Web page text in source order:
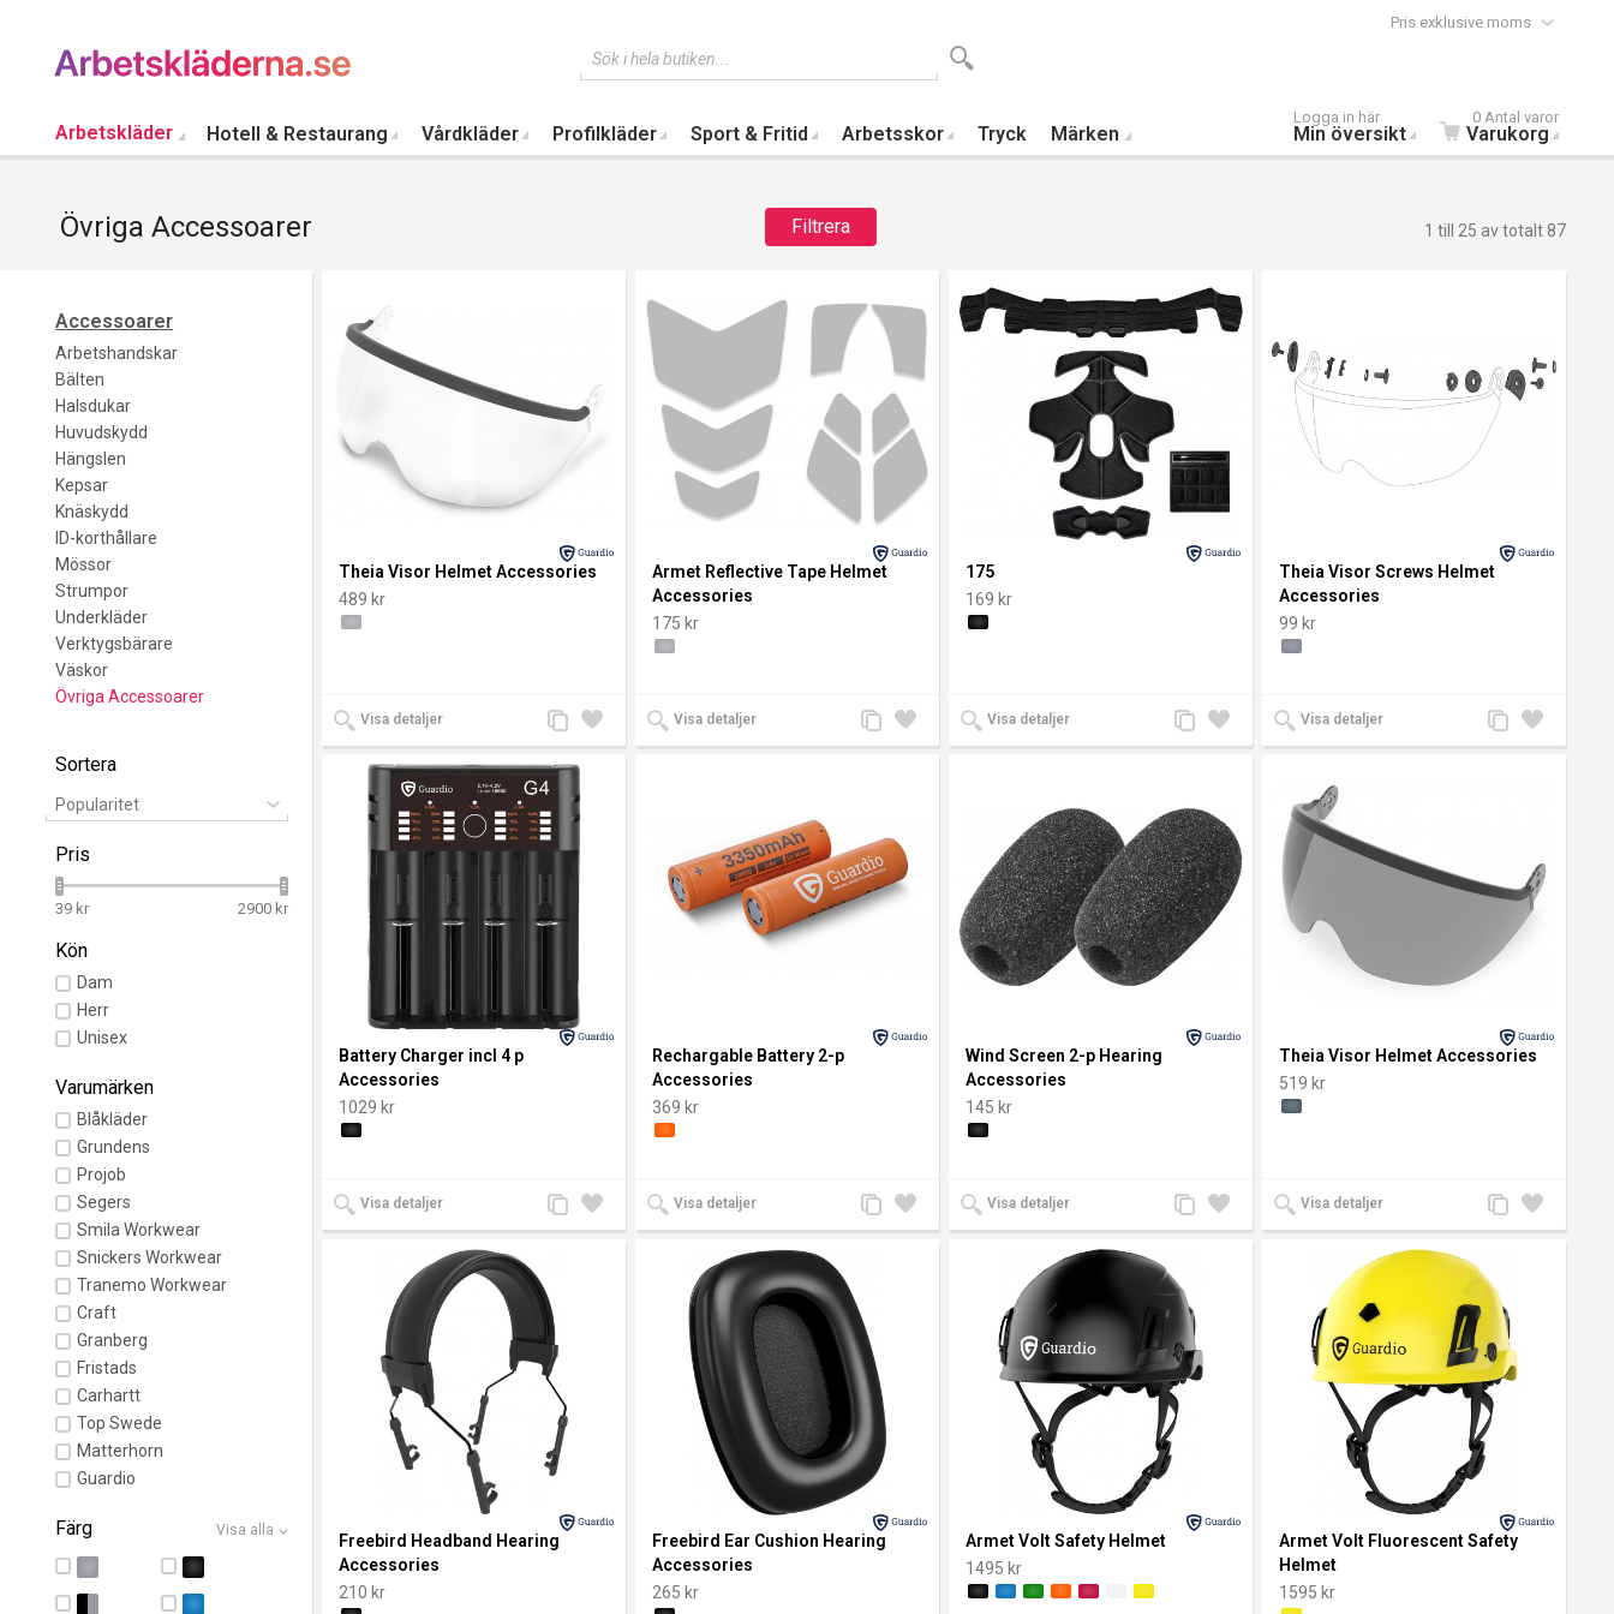
Pris exklusive moms
Sök i hela butiken...
Logga in här
Min översikt
0 Antal varor
Varukorg
Arbetskläder Hotell & Restaurang Vårdkläder Profilkläder Sport & Fritid Arbetsskor Tryck Märken
Övriga Accessoarer Filtrera 1 till 25 av totalt 87
Accessoarer
Arbetshandskar
Bälten
Halsdukar
Huvudskydd
Hängslen
Kepsar
Knäskydd
ID-korthållare
Mössor
Strumpor
Underkläder
Verktygsbärare
Väskor
Övriga Accessoarer
Sortera
Popularitet
Pris
39 kr 2900 kr
Kön
Dam
Herr
Unisex
Varumärken
Blåkläder
Grundens
Projob
Segers
Smila Workwear
Snickers Workwear
Tranemo Workwear
Craft
Granberg
Fristads
Carhartt
Top Swede
Matterhorn
Guardio
Färg Visa alla
Theia Visor Helmet Accessories
489 kr
Visa detaljer
Lägg
till i
Lägg
till
jämförelse
Armet Reflective Tape Helmet
Accessories
175 kr
Visa detaljer
Lägg
till i
Lägg
till
175
169 kr
Visa detaljer
Lägg
till i
Lägg
till
Theia Visor Screws Helmet
Accessories
99 kr
Visa detaljer
Lägg
till i
Lägg
till
Battery Charger incl 4 p
Accessories
1029 kr
Visa detaljer
Lägg
till i
Lägg
till
Rechargable Battery 2-p
Accessories
369 kr
Visa detaljer
Lägg
till i
Lägg
till
Wind Screen 2-p Hearing
Accessories
145 kr
Visa detaljer
Lägg
till i
Lägg
till
Theia Visor Helmet Accessories
519 kr
Visa detaljer
Lägg
till i
Lägg
till
Freebird Headband Hearing
Accessories
210 kr
Freebird Ear Cushion Hearing
Accessories
265 kr
Armet Volt Safety Helmet
1495 kr
Armet Volt Fluorescent Safety
Helmet
1595 kr